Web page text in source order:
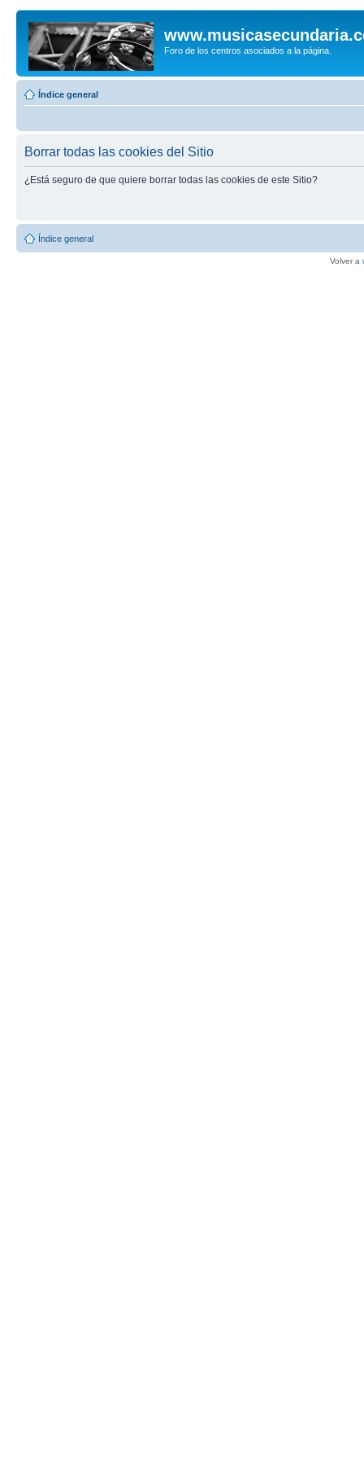
Foro de los centros asociados a la página.
Índice general
Borrar todas las cookies del Sitio
¿Está seguro de que quiere borrar todas las cookies de este Sitio?
Índice general
Volver a